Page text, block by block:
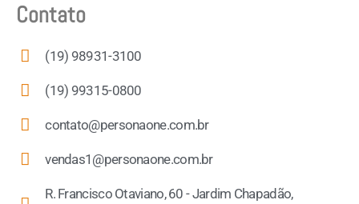
Contato
(19) 98931-3100
(19) 99315-0800
contato@personaone.com.br
vendas1@personaone.com.br
R. Francisco Otaviano, 60 - Jardim Chapadão,